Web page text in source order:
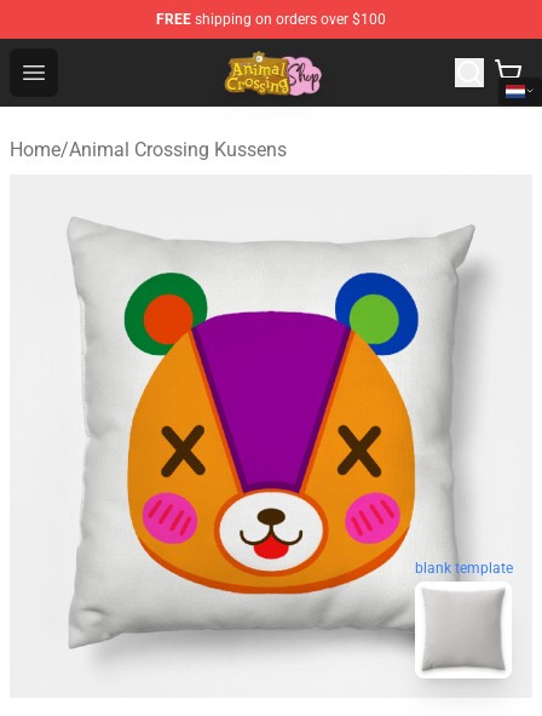
FREE shipping on orders over $100
Open menu
Animal Crossing Shop - Official Animal Crossing
Home/Animal Crossing Kussens
blank template